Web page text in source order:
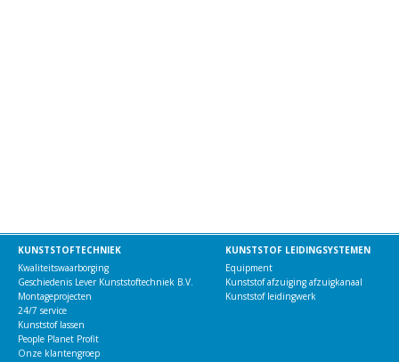
KUNSTSTOFTECHNIEK
Kwaliteitswaarborging
Geschiedenis Lever Kunststoftechniek B.V.
Montageprojecten
24/7 service
Kunststof lassen
People Planet Profit
Onze klantengroep
KUNSTSTOF LEIDINGSYSTEMEN
Equipment
Kunststof afzuiging afzuigkanaal
Kunststof leidingwerk